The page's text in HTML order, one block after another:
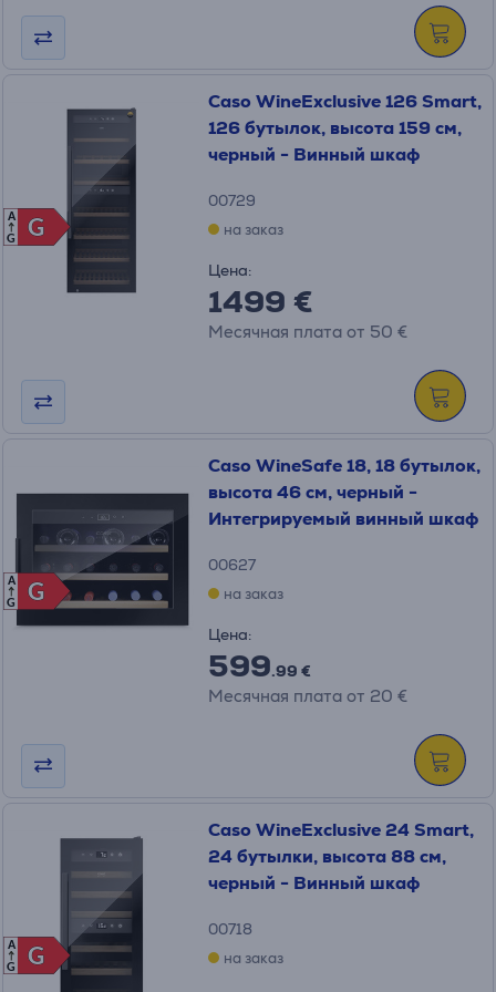
G
G
A
G
Caso WineExclusive 126 Smart,
126 бутылок, высота 159 см,
черный - Винный шкаф
00729
на заказ
Цена:
1499 €
Месячная плата от 50 €
G
G
A
G
Caso WineSafe 18, 18 бутылок,
высота 46 см, черный -
Интегрируемый винный шкаф
00627
на заказ
Цена:
599.99 €
Месячная плата от 20 €
G
G
A
G
Caso WineExclusive 24 Smart,
24 бутылки, высота 88 см,
черный - Винный шкаф
00718
на заказ